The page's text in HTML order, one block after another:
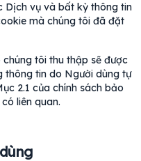
Dịch vụ và bất kỳ thông tin
mà chúng tôi đã đặt
tôi thu thập sẽ được
thông tin do Người dùng tự
2.1 của chính sách bảo
liên quan.